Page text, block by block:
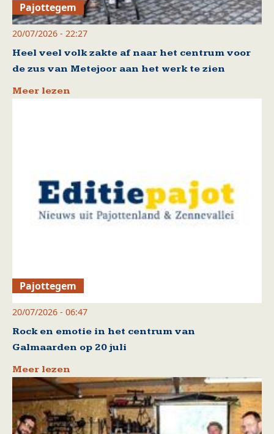
Pajottegem
20/07/2026 - 22:27
Heel veel volk zakte af naar het centrum voor
de zus van Metejoor aan het werk te zien
Meer lezen
Pajottegem
20/07/2026 - 06:47
Rock en emotie in het centrum van
Galmaarden op 20 juli
Meer lezen